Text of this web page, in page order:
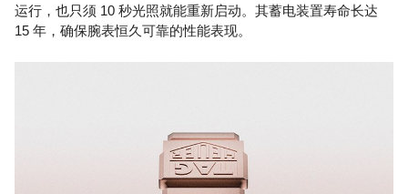
运行，也只须 10 秒光照就能重新启动。其蓄电装置寿命长达
15 年，确保腕表恒久可靠的性能表现。